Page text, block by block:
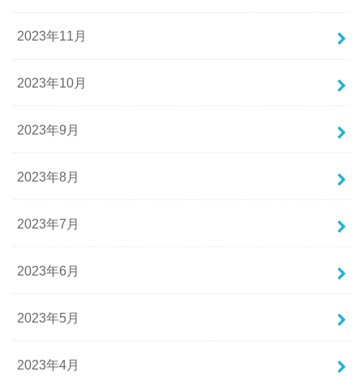
2023年11月
2023年10月
2023年9月
2023年8月
2023年7月
2023年6月
2023年5月
2023年4月